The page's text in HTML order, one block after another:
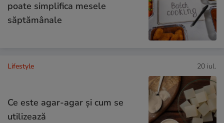
poate simplifica mesele
săptămânale
Lifestyle 20 iul.
Ce este agar-agar și cum se
utilizează